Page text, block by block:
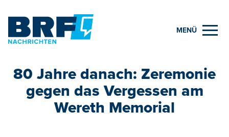
MENÜ
80 Jahre danach: Zeremonie
gegen das Vergessen am
Wereth Memorial